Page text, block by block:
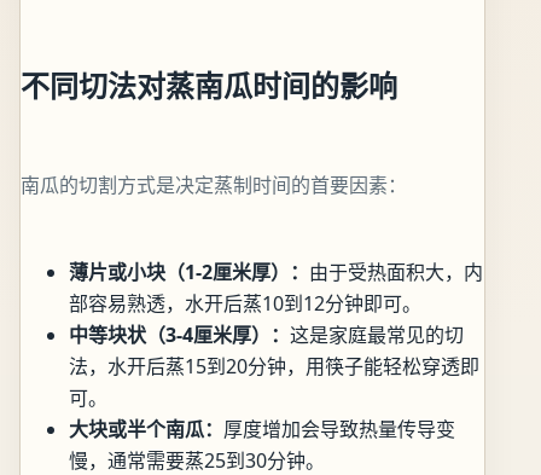
不同切法对蒸南瓜时间的影响
南瓜的切割方式是决定蒸制时间的首要因素：
薄片或小块（1-2厘米厚）： 由于受热面积大，内
部容易熟透，水开后蒸10到12分钟即可。
中等块状（3-4厘米厚）： 这是家庭最常见的切
法，水开后蒸15到20分钟，用筷子能轻松穿透即
可。
大块或半个南瓜： 厚度增加会导致热量传导变
慢，通常需要蒸25到30分钟。